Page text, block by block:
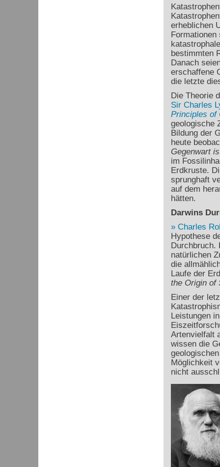
erheblichen
bestimmten
Danach
erschaffene
die letzte
Die Theorie
Sir Charles
Principles of
geologische
Bildung der
heute
Gegenwart
im
Erdkruste.
sprunghaft
auf dem
hätten.
Darwins
Charles
Hypothese
Durchbruch.
natürlichen
die
Laufe der
the Origin of
Einer der
Leistungen
Artenvielfalt
wissen die
Möglichkeit
nicht